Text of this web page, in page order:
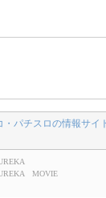
・パチスロの情報サイ
MOVIE